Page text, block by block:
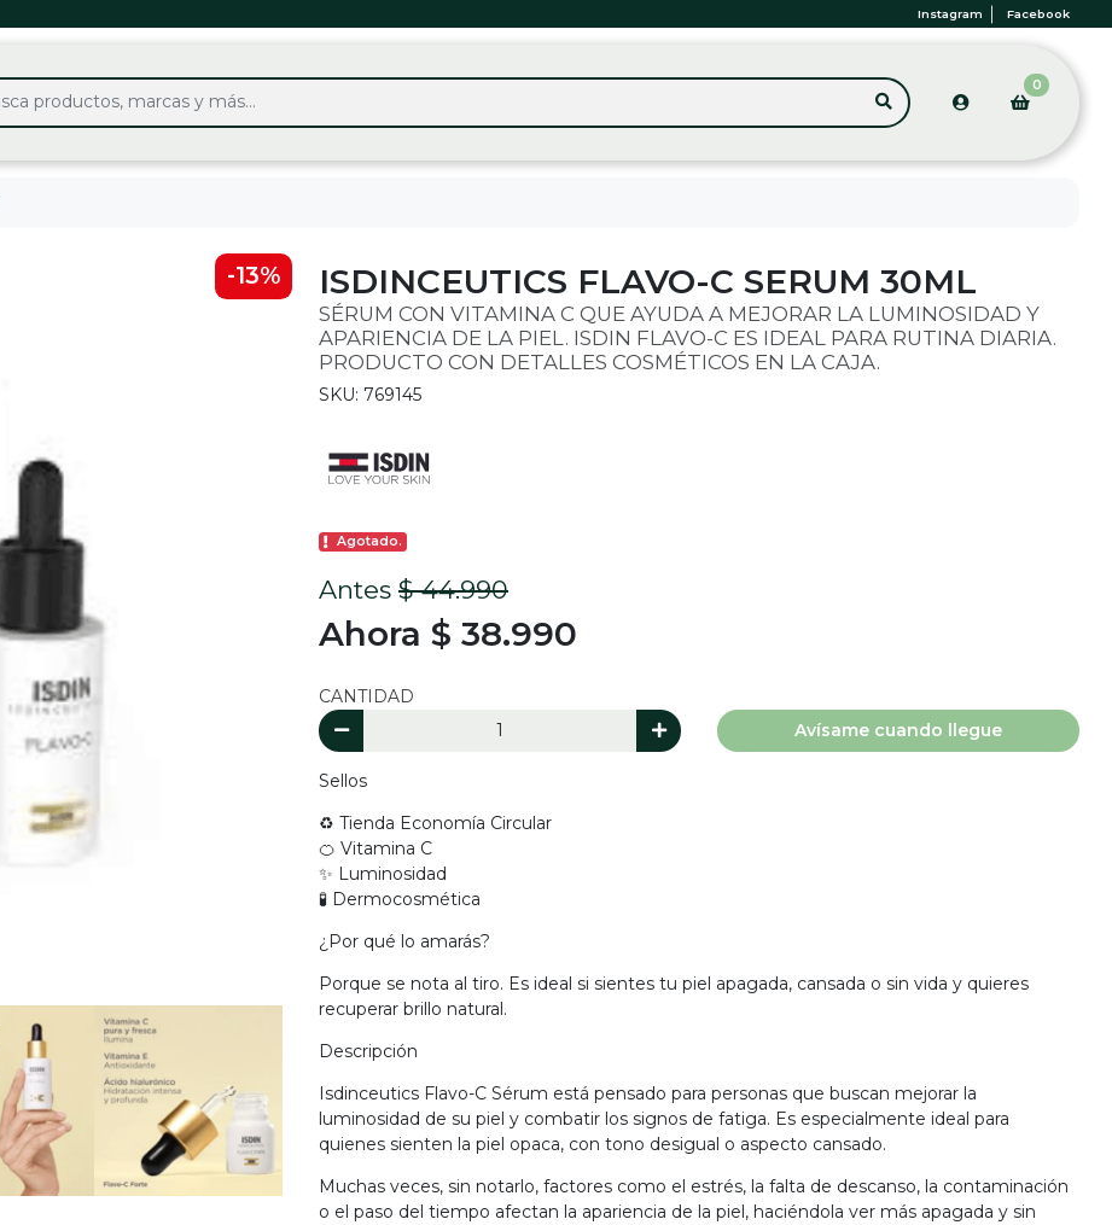
Instagram Facebook
0
-13% ISDINCEUTICS FLAVO-C SERUM 30ML
SÉRUM CON VITAMINA C QUE AYUDA A MEJORAR LA LUMINOSIDAD Y
APARIENCIA DE LA PIEL. ISDIN FLAVO-C ES IDEAL PARA RUTINA DIARIA.
PRODUCTO CON DETALLES COSMÉTICOS EN LA CAJA.
SKU: 769145
Agotado.
Antes $ 44.990
Ahora $ 38.990
CANTIDAD
Avísame cuando llegue
Sellos
♻️ Tienda Economía Circular
🍊 Vitamina C
✨ Luminosidad
🧪 Dermocosmética
¿Por qué lo amarás?
Porque se nota al tiro. Es ideal si sientes tu piel apagada, cansada o sin vida y quieres
recuperar brillo natural.
Descripción
Isdinceutics Flavo-C Sérum está pensado para personas que buscan mejorar la
luminosidad de su piel y combatir los signos de fatiga. Es especialmente ideal para
quienes sienten la piel opaca, con tono desigual o aspecto cansado.
Muchas veces, sin notarlo, factores como el estrés, la falta de descanso, la contaminación
o el paso del tiempo afectan la apariencia de la piel, haciéndola ver más apagada y sin